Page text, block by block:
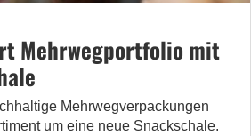
Mehrwegportfolio mit
Mehrwegverpackungen
um eine neue Snackschale.